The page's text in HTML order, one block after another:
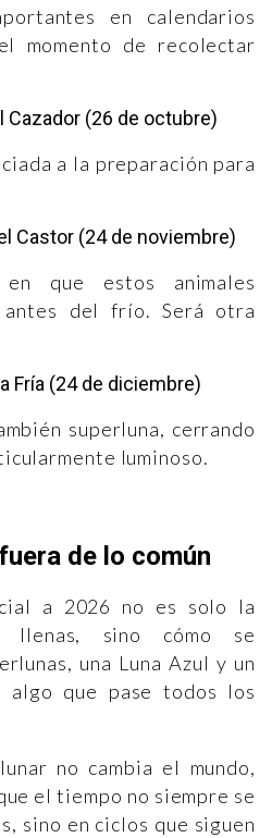
en calendarios
momento de recolectar
Cazador (26 de octubre)
a la preparación para
Castor (24 de noviembre)
que estos animales
antes del frío. Será otra
Fría (24 de diciembre)
superluna, cerrando
luminoso.
de lo común
a 2026 no es solo la
llenas, sino cómo se
una Luna Azul y un
que pase todos los
no cambia el mundo,
el tiempo no siempre se
sino en ciclos que siguen